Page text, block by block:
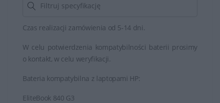
Czas realizacji zamówienia od 5-14 dni.
W celu potwierdzenia kompatybilności baterii prosimy
o kontakt, w celu weryfikacji.
Bateria kompatybilna z laptopami HP:
EliteBook 840 G3